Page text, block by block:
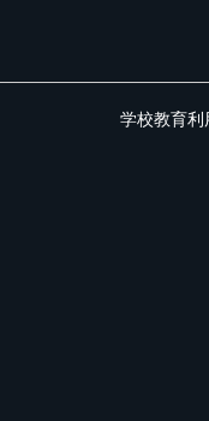
学校教育利